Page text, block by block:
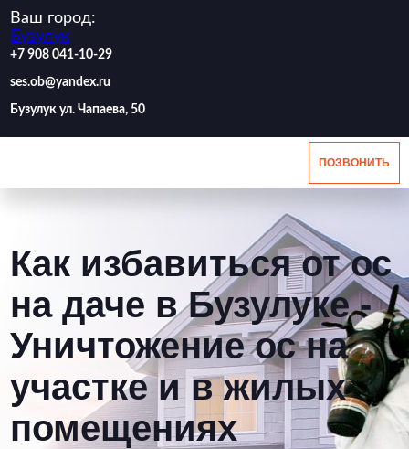
Ваш город:
Бузулук
‪+7 908 041-10-29
ses.ob@yandex.ru
Бузулук ул. Чапаева, 50
ПОЗВОНИТЬ
Как избавиться от ос
на даче в Бузулуке -
Уничтожение ос на
участке и в жилых
помещениях